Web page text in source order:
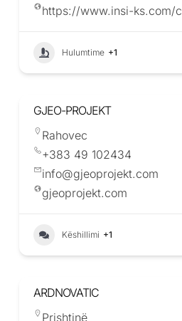
https://www.insi-ks.com/c
Hulumtime +1
GJEO-PROJEKT
Rahovec
+383 49 102434
info@gjeoprojekt.com
gjeoprojekt.com
Këshillimi +1
ARDNOVATIC
Prishtinë